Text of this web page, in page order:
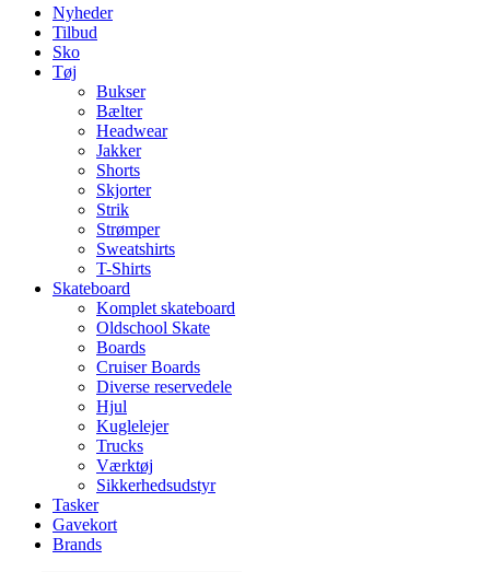
Nyheder
Tilbud
Sko
Tøj
Bukser
Bælter
Headwear
Jakker
Shorts
Skjorter
Strik
Strømper
Sweatshirts
T-Shirts
Skateboard
Komplet skateboard
Oldschool Skate
Boards
Cruiser Boards
Diverse reservedele
Hjul
Kuglelejer
Trucks
Værktøj
Sikkerhedsudstyr
Tasker
Gavekort
Brands